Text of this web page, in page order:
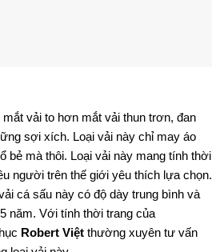
vải to hơn mắt vải thun trơn, đan
sợi xích. Loại vải này chỉ may áo
bẻ mà thôi. Loại vải này mang tính thời
người trên thế giới yêu thích lựa chọn.
cá sấu này có độ dày trung bình và
năm. Với tính thời trang của
Robert Việt thường xuyên tư vấn